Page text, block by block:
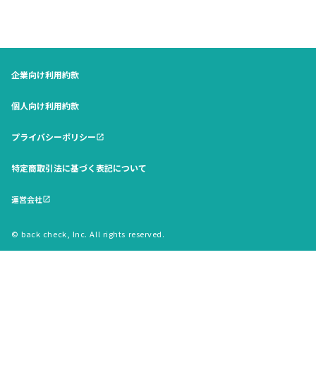
企業向け利用約款
個人向け利用約款
プライバシーポリシー open_in_new
特定商取引法に基づく表記について
運営会社open_in_new
© back check, Inc. All rights reserved.